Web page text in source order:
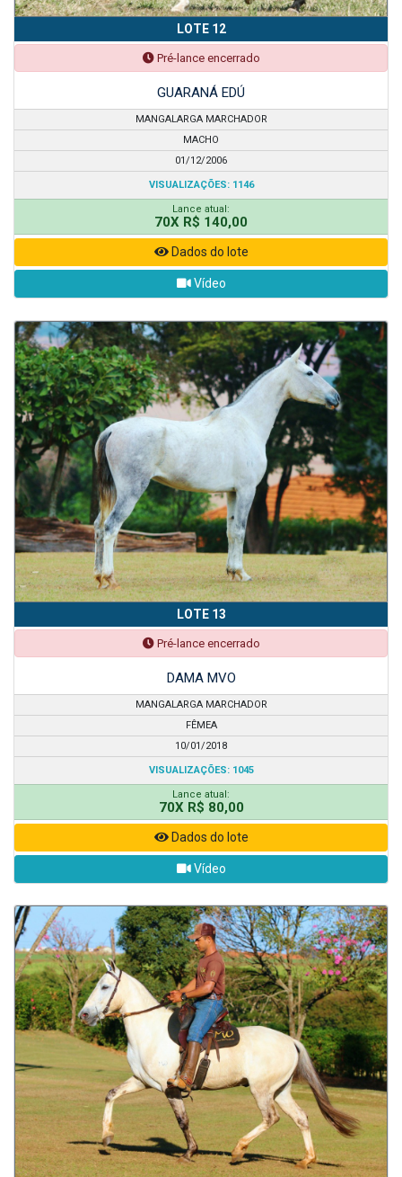
LOTE 12
Pré-lance encerrado
GUARANÁ EDÚ
MANGALARGA MARCHADOR
MACHO
01/12/2006
VISUALIZAÇÕES: 1146
Lance atual:
70X R$ 140,00
Dados do lote
Vídeo
LOTE 13
Pré-lance encerrado
DAMA MVO
MANGALARGA MARCHADOR
FÊMEA
10/01/2018
VISUALIZAÇÕES: 1045
Lance atual:
70X R$ 80,00
Dados do lote
Vídeo